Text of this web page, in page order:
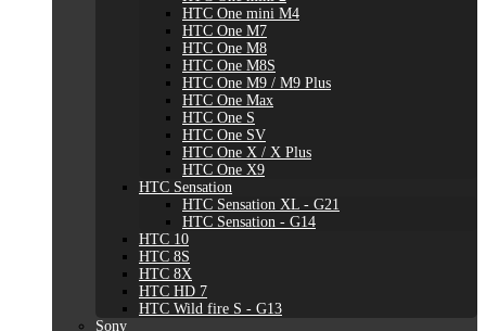
HTC One mini M4
HTC One M7
HTC One M8
HTC One M8S
HTC One M9 / M9 Plus
HTC One Max
HTC One S
HTC One SV
HTC One X / X Plus
HTC One X9
HTC Sensation
HTC Sensation XL - G21
HTC Sensation - G14
HTC 10
HTC 8S
HTC 8X
HTC HD 7
HTC Wild fire S - G13
Sony